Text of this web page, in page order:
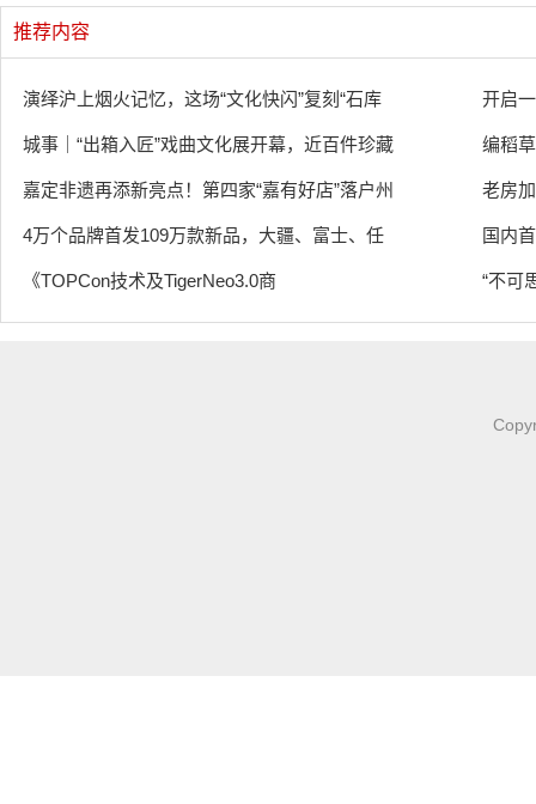
推荐内容
演绎沪上烟火记忆，这场“文化快闪”复刻“石库 开启
城事｜“出箱入匠”戏曲文化展开幕，近百件珍藏 编稻
嘉定非遗再添新亮点！第四家“嘉有好店”落户州 老房
4万个品牌首发109万款新品，大疆、富士、任 国内
《TOPCon技术及TigerNeo3.0商 “不可